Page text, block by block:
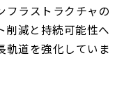
フラストラクチャの
削減と持続可能性へ
軌道を強化していま